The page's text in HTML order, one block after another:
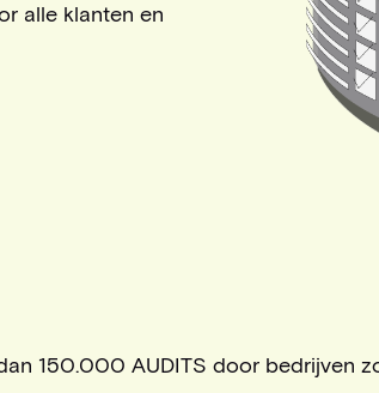
alle klanten en
150.000 AUDITS door bedrijven